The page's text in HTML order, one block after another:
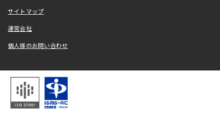
サイトマップ
運営会社
個人様のお問い合わせ